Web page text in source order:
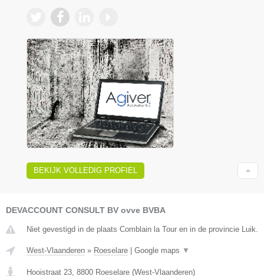
BEKIJK VOLLEDIG PROFIEL
DEVACCOUNT CONSULT BV ovve BVBA
Niet gevestigd in de plaats Comblain la Tour en in de provincie Luik.
West-Vlaanderen » Roeselare Google maps ▼
Hooistraat 23, 8800 Roeselare (West-Vlaanderen)